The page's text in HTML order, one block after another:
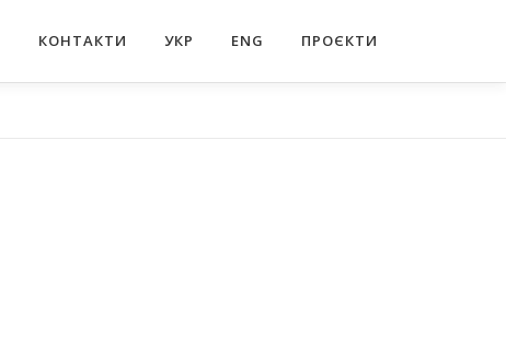
КОНТАКТИ УКР ENG ПРОЄКТИ